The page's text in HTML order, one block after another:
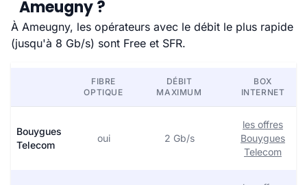
Ameugny ?
À Ameugny, les opérateurs avec le débit le plus rapide
(jusqu'à 8 Gb/s) sont Free et SFR.
FIBRE
OPTIQUE
DÉBIT
MAXIMUM
BOX
INTERNET
Bouygues
Telecom
oui 2 Gb/s
les offres
Bouygues
Telecom